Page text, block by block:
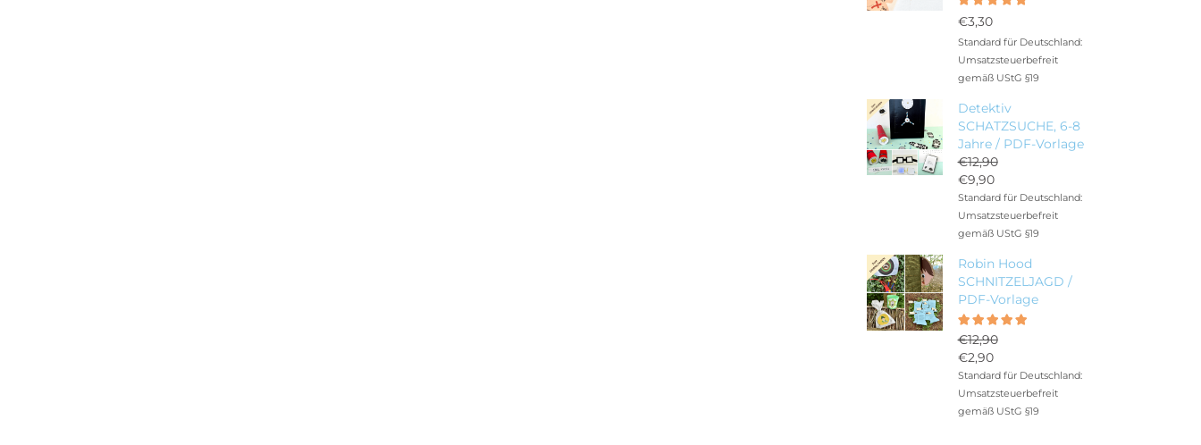
mit5.00
€3,30
Standard für Deutschland:
Umsatzsteuerbefreit
gemäß UStG §19
Detektiv
SCHATZSUCHE, 6-8
Jahre / PDF-Vorlage
€12,90
Ursprünglicher
Preis
war:
€12,90
€9,90
Aktueller
Preis
ist:
Standard für Deutschland:
Umsatzsteuerbefreit
gemäß UStG §19
Robin Hood
SCHNITZELJAGD /
PDF-Vorlage
mit5.00
von 5
€12,90
Ursprünglicher
Preis
war:
€12,90
€2,90
Aktueller
Preis
ist:
Standard für Deutschland:
Umsatzsteuerbefreit
gemäß UStG §19